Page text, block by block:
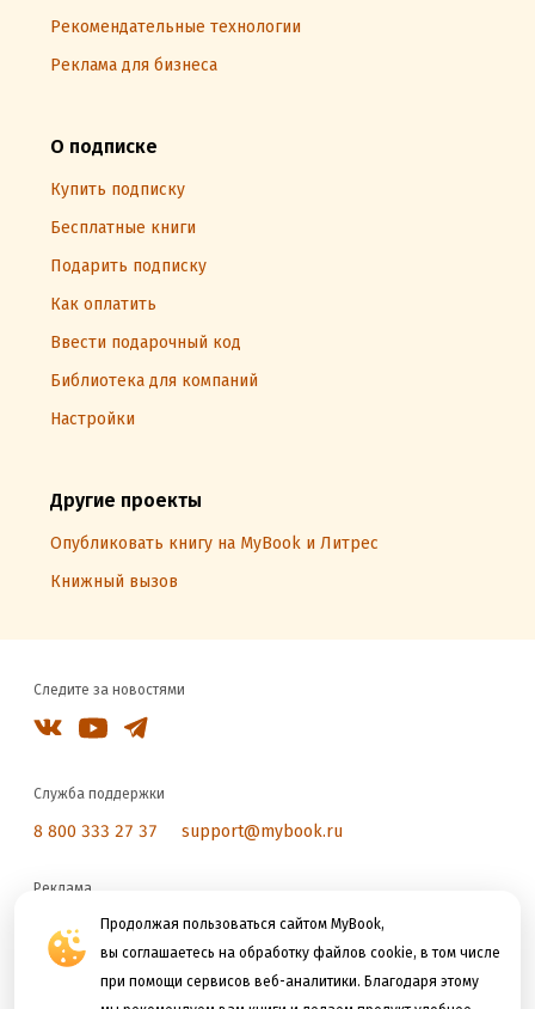
Продолжая пользоваться сайтом MyBook,
вы соглашаетесь на обработку файлов cookie, в том числе
при помощи сервисов веб-аналитики. Благодаря этому
Рекомендательные технологии
Реклама для бизнеса
О подписке
Купить подписку
Бесплатные книги
Подарить подписку
Как оплатить
Ввести подарочный код
Библиотека для компаний
Настройки
Другие проекты
Опубликовать книгу на MyBook и Литрес
Книжный вызов
Следите за новостями
Служба поддержки
8 800 333 27 37 support@mybook.ru
Реклама
reklama@litres.ru
Мы принимаем к оплате